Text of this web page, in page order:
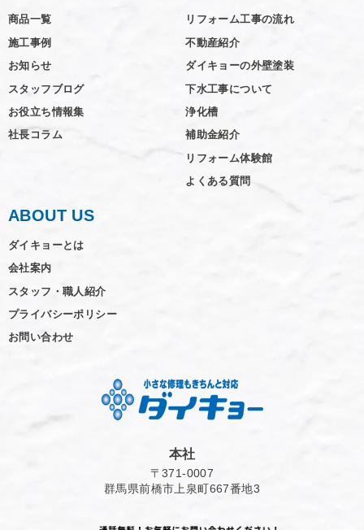
商品一覧
施工事例
お知らせ
スタッフブログ
お役立ち情報集
社長コラム
リフォーム工事の流れ
不動産紹介
ダイキョーの外壁塗装
下水工事について
浄化槽
補助金紹介
リフォーム体験館
よくある質問
ABOUT US
ダイキョーとは
会社案内
スタッフ・職人紹介
プライバシーポリシー
お問い合わせ
本社
〒371-0007
群馬県前橋市上泉町667番地3